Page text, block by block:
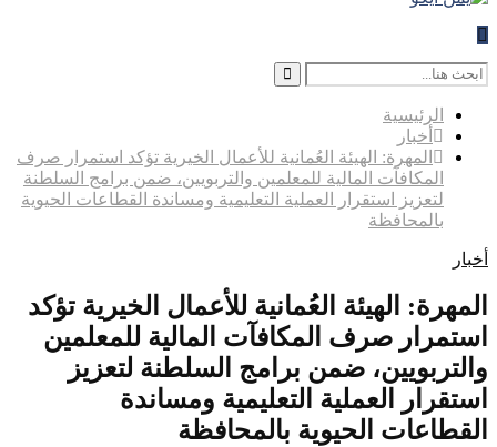
Search
for:
Search
الرئيسية
أخبار
المهرة: الهيئة العُمانية للأعمال الخيرية تؤكد استمرار صرف
المكافآت المالية للمعلمين والتربويين، ضمن برامج السلطنة
لتعزيز استقرار العملية التعليمية ومساندة القطاعات الحيوية
بالمحافظة
أخبار
المهرة: الهيئة العُمانية للأعمال الخيرية تؤكد
استمرار صرف المكافآت المالية للمعلمين
والتربويين، ضمن برامج السلطنة لتعزيز
استقرار العملية التعليمية ومساندة
القطاعات الحيوية بالمحافظة